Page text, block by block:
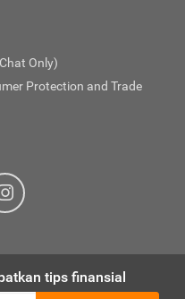
Only)
Protection and Trade
tips finansial